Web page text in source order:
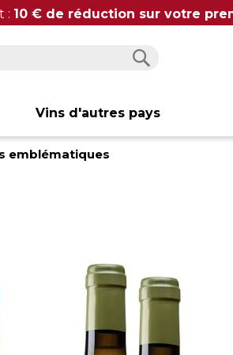
: 10 € de réduction sur votre
Vins d'autres pays
emblématiques